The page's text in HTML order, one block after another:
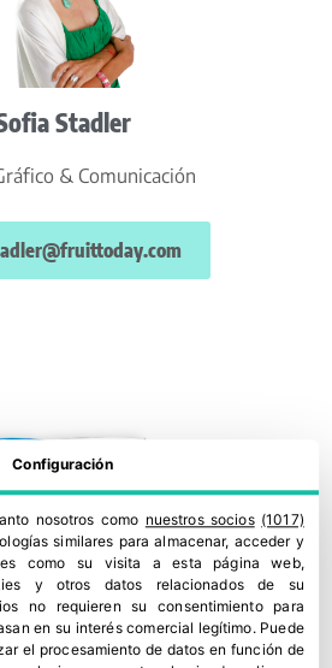
Stadler
& Comunicación
Configuración
nosotros como nuestros socios (1017)
similares para almacenar, acceder y
como su visita a esta página web,
y otros datos relacionados de su
no requieren su consentimiento para
en su interés comercial legítimo. Puede
el procesamiento de datos en función de